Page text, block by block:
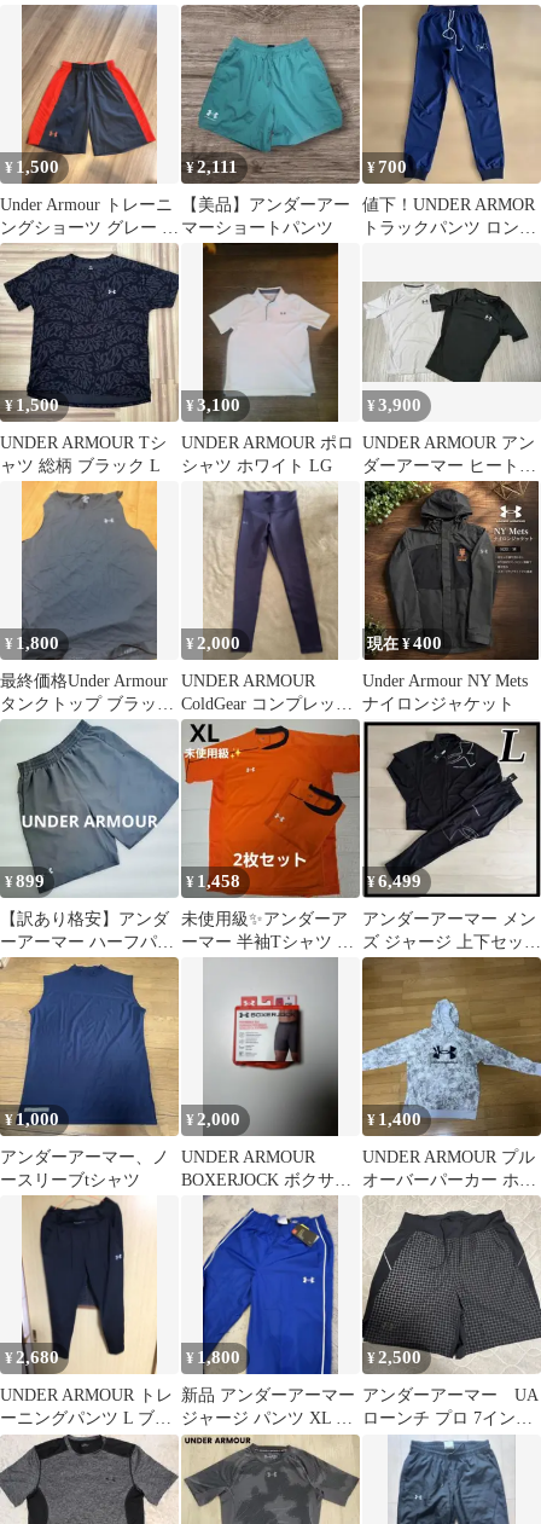
ブ Tシャツ2.0 3XL 未
使用
黒
イズ
¥ 1,500
Under Armour トレーニ
ングショーツ グレー オ
レンジ
¥2,111
【美品】アンダーアー
マーショートパンツ
¥700
値下！UNDER ARMOR
トラックパンツ ロング
¥ 1,500
UNDER ARMOUR Tシ
ャツ 総柄 ブラック L
¥3,100
UNDER ARMOUR ポロ
シャツ ホワイト LG
¥3,900
UNDER ARMOUR アン
ダーアーマー ヒートギ
ア 2枚セット
¥ 1,800
最終価格Under Armour
タンクトップ ブラック
2XL新品未使用です
¥ 2,000
UNDER ARMOUR
ColdGear コンプレッシ
ョンレギンス M
現在 ¥400
Under Armour NY Mets
ナイロンジャケット
¥899
【訳あり格安】アンダ
ーアーマー ハーフパン
ツ グレー SM ロゴ剥が
れあり
¥ 1,458
未使用級✨️アンダーア
ーマー 半袖Tシャツ 2
¥6,499
アンダーアーマー メン
ズ ジャージ 上下セット
セットアップ 黒 L 未使
用
¥1,000
アンダーアーマー、ノ
ースリーブtシャツ
¥2,000
UNDER ARMOUR
BOXERJOCK ボクサー
パンツ Sサイズ
¥ 1,400
UNDER ARMOUR プル
オーバーパーカー ホワ
イト
¥2,680
UNDER ARMOUR トレ
ーニングパンツ L ブラ
ック
¥ 1,800
新品 アンダーアーマー
ジャージ パンツ XL ブ
ルー
¥2,500
アンダーアーマー UA
ローンチ プロ 7インチ
ショーツ